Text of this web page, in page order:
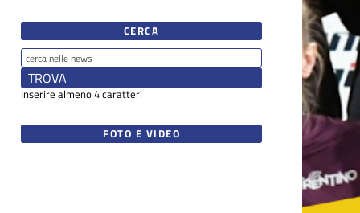
CERCA
Inserire almeno 4 caratteri
FOTO E VIDEO